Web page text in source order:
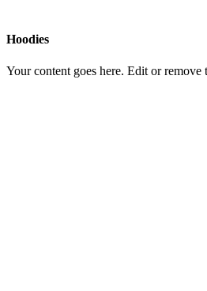
Hoodies
Your content goes here. Edit or remove